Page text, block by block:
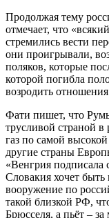
Продолжая тему
отмечает, что
стремились вести
они проигрывали,
поляков, которые
которой погибла
возродить
Фати пишет, что
трусливой страной в
газ по самой
другие страны
«Венгрия подписала
Словакия хочет
вооружение по
такой близкой РФ,
Брюсселя, а пьёт –